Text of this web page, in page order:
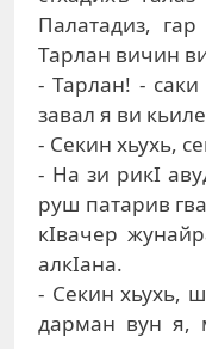
Палатадиз,
Тарлан вичин
- Тарлан! -
завал я ви
- Секин хьухь,
- На зи рикI
руш патарив
кIвачер
алкIана.
- Секин хьухь,
дарман вун я,